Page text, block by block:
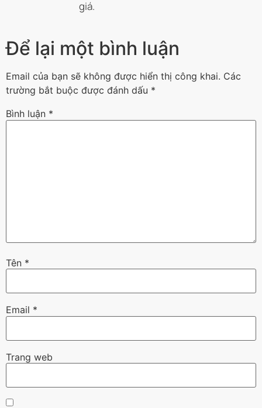
giá.
Để lại một bình luận
Email của bạn sẽ không được hiển thị công khai. Các
trường bắt buộc được đánh dấu *
Bình luận *
Tên *
Email *
Trang web